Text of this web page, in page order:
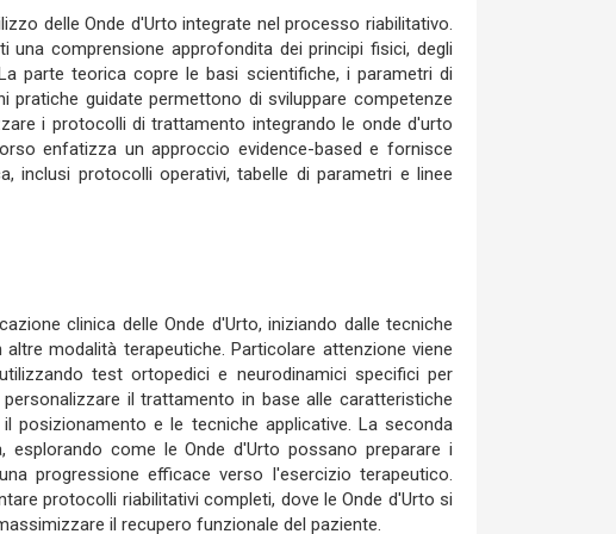
delle Onde d'Urto integrate nel processo riabilitativo.
comprensione approfondita dei principi fisici, degli
parte teorica copre le basi scientifiche, i parametri di
guidate permettono di sviluppare competenze
i protocolli di trattamento integrando le onde d'urto
enfatizza un approccio evidence-based e fornisce
inclusi protocolli operativi, tabelle di parametri e linee
clinica delle Onde d'Urto, iniziando dalle tecniche
modalità terapeutiche. Particolare attenzione viene
test ortopedici e neurodinamici specifici per
il trattamento in base alle caratteristiche
posizionamento e le tecniche applicative. La seconda
come le Onde d'Urto possano preparare i
progressione efficace verso l'esercizio terapeutico.
protocolli riabilitativi completi, dove le Onde d'Urto si
il recupero funzionale del paziente.